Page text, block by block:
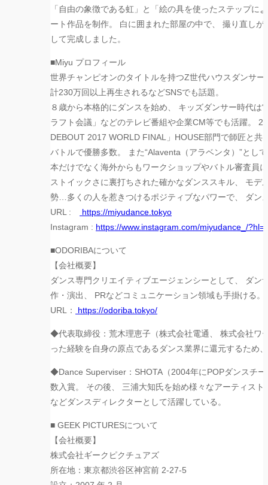
「自由の象徴である虹」と「 絵の具を使ったステップに
ート作品を制作。 白に囲まれた部屋の中で、 撮り直し
して完成しました。
■Miyu プロフィール
世界チャンピオンのタイトルを持つZ世代ハウスダンサ
計230万回以上再生されるなどSNSでも話題。
８歳から本格的にダンスを始め、 キッズダンサー時代は
ラフト会議」 などのテレビ番組や企業CM等でも活躍。
DEBOUT 2017 WORLD FINAL」HOUSE部門で師匠と
バトルで優勝多数。 また“Alaventa（アラベンタ）”とし
本だけでなく海外からもワークショップやバトル審査員
ストイックさに裏打ちされた確かなダンススキル、 モ
勢… 多くの人を惹きつけるポジティブなパワーで、 ダン
URL :
https://miyudance.tokyo
Instagram : https://www.instagram.com/miyudance_/
■︎ODORIBAについて
【会社概要】
ダンス専門クリエイティブエージェンシーとして、 ダ
作・演出、 PRなどコミュニケーション領域も手掛ける。
URL：
https://odoriba.tokyo/
◆代表取締役：荒木理恵子（株式会社電通、 株式会社ワ
った経験を自身の原点であるダンス業界に還元するため
◆Dance Superviser：SHOTA（2004年にPOPダンスチ
数入賞。 その後、 三浦大知氏を始め様々なアーティス
などダンスディレクターとして活躍している 。
■︎ GEEK PICTURESについて
【会社概要】
株式会社ギークピクチュアズ
所在地：東京都渋谷区神宮前 2-27-5